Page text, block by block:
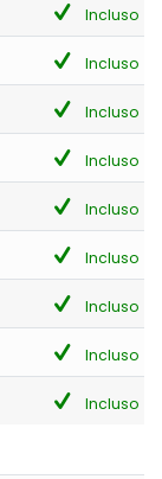
Incluso
Incluso
Incluso
Incluso
Incluso
Incluso
Incluso
Incluso
Incluso